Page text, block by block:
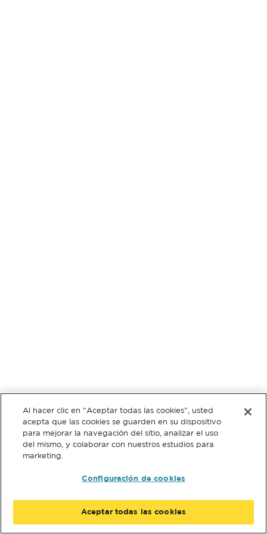
Al hacer clic en “Aceptar todas las cookies”, usted
acepta que las cookies se guarden en su dispositivo
para mejorar la navegación del sitio, analizar el uso
del mismo, y colaborar con nuestros estudios para
marketing.
Configuración de cookies
Aceptar todas las cookies